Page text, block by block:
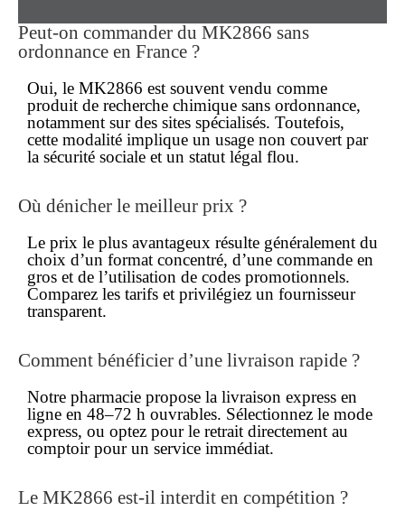
Peut-on commander du MK2866 sans
ordonnance en France ?
Oui, le MK2866 est souvent vendu comme
produit de recherche chimique sans ordonnance,
notamment sur des sites spécialisés. Toutefois,
cette modalité implique un usage non couvert par
la sécurité sociale et un statut légal flou.
Où dénicher le meilleur prix ?
Le prix le plus avantageux résulte généralement du
choix d’un format concentré, d’une commande en
gros et de l’utilisation de codes promotionnels.
Comparez les tarifs et privilégiez un fournisseur
transparent.
Comment bénéficier d’une livraison rapide ?
Notre pharmacie propose la livraison express en
ligne en 48–72 h ouvrables. Sélectionnez le mode
express, ou optez pour le retrait directement au
comptoir pour un service immédiat.
Le MK2866 est-il interdit en compétition ?